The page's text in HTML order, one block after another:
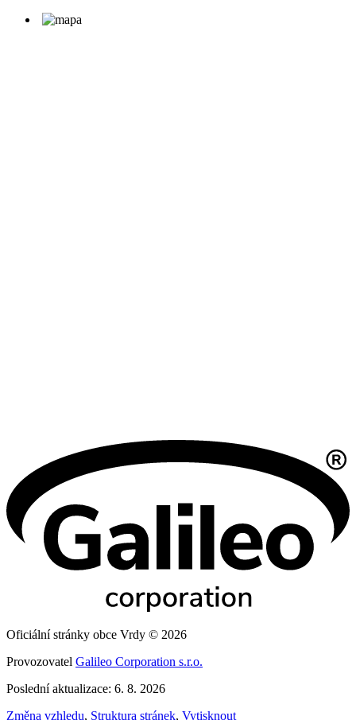
Oficiální stránky obce Vrdy © 2026
Provozovatel Galileo Corporation s.r.o.
Poslední aktualizace: 6. 8. 2026
Změna vzhledu, Struktura stránek, Vytisknout